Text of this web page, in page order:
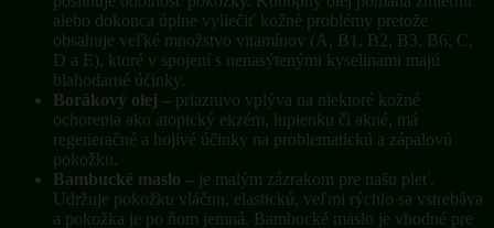
alebo dokonca úplne vyliečiť kožné problémy pretože
obsahuje veľké množstvo vitamínov (A, B1, B2, B3, B6, C,
D a E), ktoré v spojení s nenasýtenými kyselinami majú
blahodarné účinky.
Borákový olej – priaznivo vplýva na niektoré kožné
ochorenia ako atopický ekzém, lupienku či akné, má
regeneračné a hojivé účinky na problematickú a zápalovú
pokožku.
Bambucké maslo – je malým zázrakom pre našu pleť.
Udržuje pokožku vláčnu, elastickú, veľmi rýchlo sa vstrebáva
a pokožka je po ňom jemná. Bambucké maslo je vhodné pre